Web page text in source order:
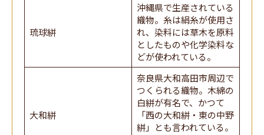
琉球絣
沖縄県で生産されている
織物。糸は絹糸が使用さ
れ、染料には草木を原料
としたものや化学染料な
どが使われている。
大和絣
奈良県大和高田市周辺で
つくられる織物。木綿の
白絣が有名で、かつて
「西の大和絣・東の中野
絣」とも言われている。